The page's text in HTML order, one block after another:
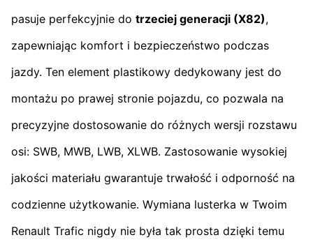
pasuje perfekcyjnie do trzeciej generacji (X82),
zapewniając komfort i bezpieczeństwo podczas
jazdy. Ten element plastikowy dedykowany jest do
montażu po prawej stronie pojazdu, co pozwala na
precyzyjne dostosowanie do różnych wersji rozstawu
osi: SWB, MWB, LWB, XLWB. Zastosowanie wysokiej
jakości materiału gwarantuje trwałość i odporność na
codzienne użytkowanie. Wymiana lusterka w Twoim
Renault Trafic nigdy nie była tak prosta dzięki temu